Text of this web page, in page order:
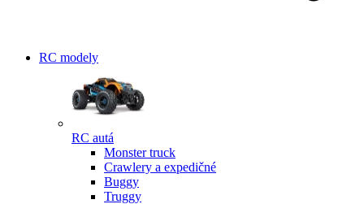
RC modely
RC autá
Monster truck
Crawlery a expedičné
Buggy
Truggy